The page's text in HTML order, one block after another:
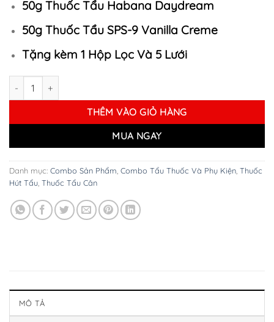
540.000 ₫.
50g Thuốc Tẩu Habana Daydream
50g Thuốc Tẩu SPS-9 Vanilla Creme
Tặng kèm 1 Hộp Lọc Và 5 Lưới
Combo Thuốc Tẩu Cân Mix số lượng
THÊM VÀO GIỎ HÀNG
MUA NGAY
Danh mục: Combo Sản Phẩm, Combo Tẩu Thuốc Và Phụ Kiện, Thuốc
Hút Tẩu, Thuốc Tẩu Cân
MÔ TẢ